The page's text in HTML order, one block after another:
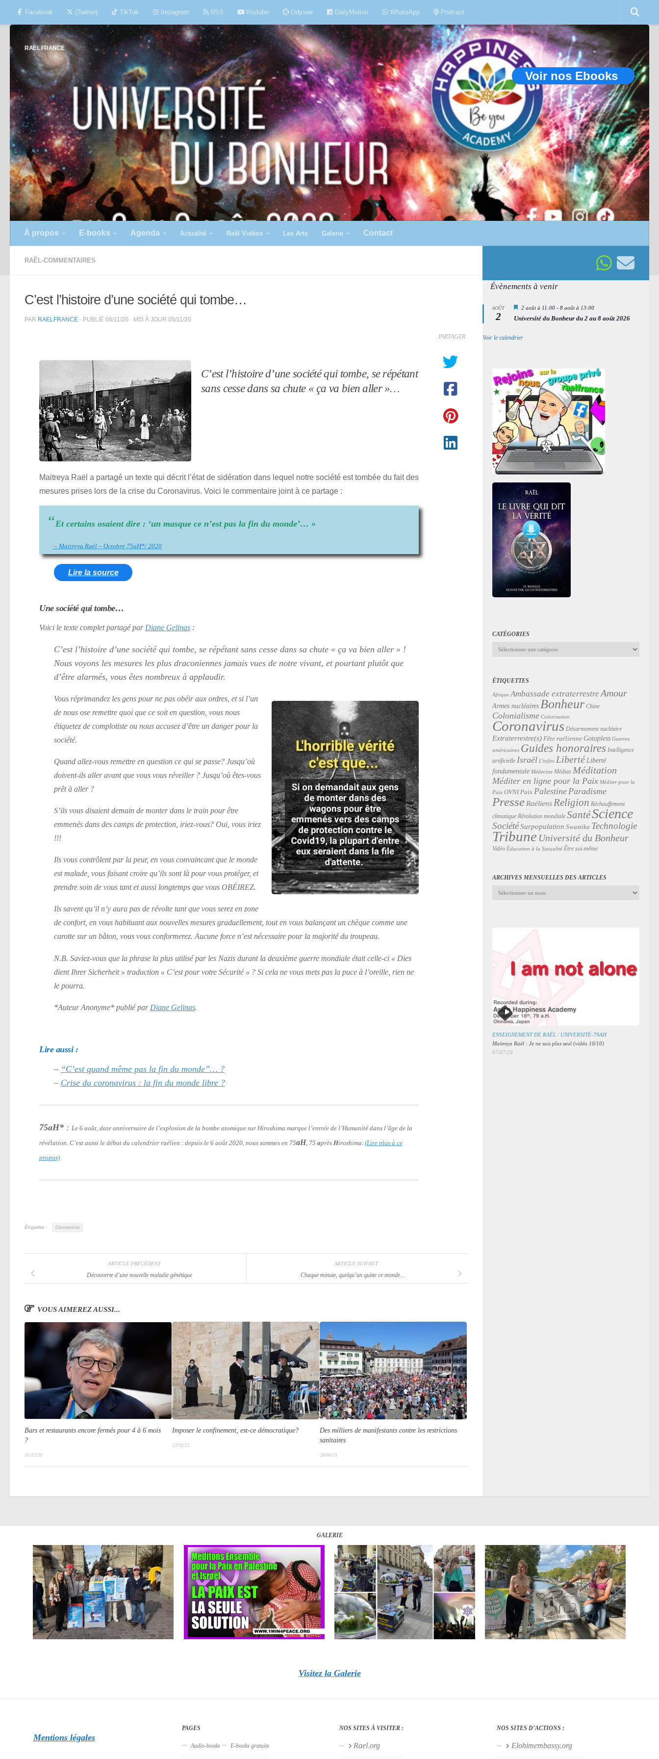
Skip to content
Facebook (Twitter) TikTok Instagram RSS Youtube Odysee DailyMotion WhatsApp Podcast
RAËL FRANCE
Voir nos Ebooks
À propos E-books Agenda Actualité Raël Vidéos Les Arts Galerie Contact
RAËL-COMMENTAIRES
C’est l’histoire d’une société qui tombe…
PAR RAELFRANCE · PUBLIÉ 06/11/20 · MIS À JOUR 05/11/20
C’est l’histoire d’une société qui tombe, se répétant
sans cesse dans sa chute « ça va bien aller »…
Maitreya Raël a partagé un texte qui décrit l’état de sidération dans lequel notre société est tombée du fait des
mesures prises lors de la crise du Coronavirus. Voici le commentaire joint à ce partage :
“Et certains osaient dire : ‘un masque ce n’est pas la fin du monde’… »
– Maitreya Raël – Octobre 75aH*/ 2020
Lire la source
Une société qui tombe…
Voici le texte complet partagé parDiane Gelinas :
C’est l’histoire d’une société qui tombe, se répétant sans cesse dans sa chute « ça va bien aller » !
Nous voyons les mesures les plus draconiennes jamais vues de notre vivant, et pourtant plutôt que
d’être alarmés, vous êtes nombreux à applaudir.
Vous réprimandez les gens pour ne pas obéir aux ordres, et si l’un
de nous ose remettre quoi que ce soit en question, vous nous
étiquetez de complotiste ou nous accusez d’être un danger pour la
société.
Quand allez-vous remettre en question ce qui se passe? Jusqu’où
doivent-ils aller avant que vous vous réveiller ? Jusqu’où êtes-vous
prêt à aller ?
S’ils vous disaient demain de monter dans le train pour être
emmenés dans des camps de protection, iriez-vous? Oui, vous iriez
!!!
Ils vous contrôlent par la peur, en vous convaincant que le monde
est malade, vous faisant croire qu’ils sont là pour vous protéger, et
prendre soin de vous tant et aussi longtemps que vous OBÉIREZ.
Ils savent qu’il n’y aura pas de révolte tant que vous serez en zone
de confort, en vous habituant aux nouvelles mesures graduellement, tout en vous balançant un chèque comme une
carotte sur un bâton, vous vous conformerez. Aucune force n’est nécessaire pour la majorité du troupeau.
N.B. Saviez-vous que la phrase la plus utilisé par les Nazis durant la deuxième guerre mondiale était celle-ci « Dies
dient Ihrer Sicherheit » traduction « C’est pour votre Sécurité » ? Si cela ne vous mets pas la puce à l’oreille, rien ne
le pourra.
*Auteur Anonyme* publié parDiane Gelinas.
Lire aussi :
– “C’est quand même pas la fin du monde”… ?
– Crise du coronavirus : la fin du monde libre ?
75aH* : Le 6 août, date anniversaire de l’explosion de la bombe atomique sur Hiroshima marque l’entrée de l’Humanité dans l’âge de la
révélation. C’est aussi le début du calendrier raélien : depuis le 6 août 2020, nous sommes en 75aH, 75 après Hiroshima. (Lire plus à ce
propos)
PARTAGER
Étiquettes : Coronavirus
ARTICLE SUIVANT
Chaque minute, quelqu’un quitte ce monde…
ARTICLE PRÉCÉDENT
Découverte d’une nouvelle maladie génétique
VOUS AIMEREZ AUSSI...
Bars et restaurants encore fermés pour 4 à 6 mois
?
16/12/20
Imposer le confinement, est-ce démocratique?
13/02/21
Des milliers de manifestants contre les restrictions
sanitaires
28/04/21
Évènements à venir
AOÛT
2
Mis
avant
2 août à 11:00 - 8 août à 13:00
Université du Bonheur du 2 au 8 août 2026
Voir le calendrier
CATÉGORIES
Catégories
ÉTIQUETTES
Afrique Ambassade extraterrestre Amour
Armes nucléaires Bonheur Chine
Colonialisme Colonisation
Coronavirus Désarmement nucléaire
Extraterrestre(s) Fête raélienne Gotopless Guerres
américaines Guides honoraires Intelligence
artificielle Israël L'infini Liberté Liberté
fondamentale Médecine Médias Méditation
Méditer en ligne pour la Paix Méditer pour la
Paix OVNI Paix PalestineParadisme
PresseRaéliens Religion Réchauffement
climatique Révolution mondiale SantéScience
SociétéSurpopulation Swastika Technologie
Tribune Université du Bonheur
Vidéo Éducation à la Sexualité Être soi-même
ARCHIVES MENSUELLES DES ARTICLES
Archives
ENSEIGNEMENT DE RAËL / UNIVERSITÉ-79AH
Maitreya Raël : Je ne suis plus seul (vidéo 10/10)
07/07/26
GALERIE
Visitez la Galerie
Mentions légales
PAGES
Audio-books E-books gratuits
NOS SITES À VISITER :
Rael.org
NOS SITES D’ACTIONS :
Elohimembassy.org